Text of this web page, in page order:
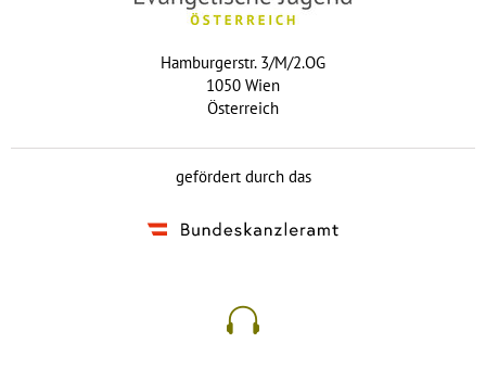
Hamburgerstr. 3/M/2.OG
1050 Wien
Österreich
gefördert durch das